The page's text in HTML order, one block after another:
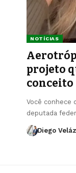
NOTÍCIAS
projeto
conceito
Você conhece
deputada
Diego